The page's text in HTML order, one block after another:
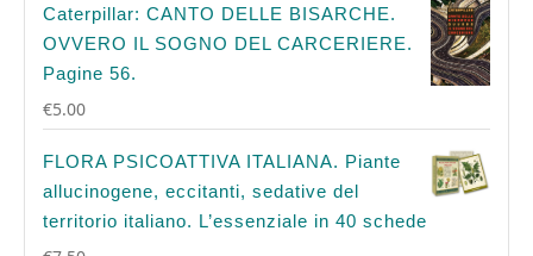
Caterpillar: CANTO DELLE BISARCHE.
OVVERO IL SOGNO DEL CARCERIERE.
Pagine 56.
€5.00
FLORA PSICOATTIVA ITALIANA. Piante
allucinogene, eccitanti, sedative del
territorio italiano. L’essenziale in 40 schede